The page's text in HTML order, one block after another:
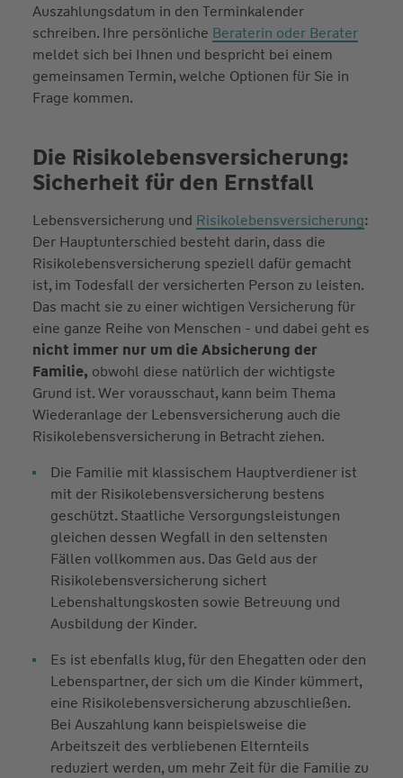
Auszahlungsdatum in den Terminkalender
schreiben. Ihre persönliche Beraterin oder Berater
meldet sich bei Ihnen und bespricht bei einem
gemeinsamen Termin, welche Optionen für Sie in
Frage kommen.
Die Risikolebensversicherung:
Sicherheit für den Ernstfall
Lebensversicherung und Risikolebensversicherung:
Der Hauptunterschied besteht darin, dass die
Risikolebensversicherung speziell dafür gemacht
ist, im Todesfall der versicherten Person zu leisten.
Das macht sie zu einer wichtigen Versicherung für
eine ganze Reihe von Menschen - und dabei geht es
nicht immer nur um die Absicherung der
Familie, obwohl diese natürlich der wichtigste
Grund ist. Wer vorausschaut, kann beim Thema
Wiederanlage der Lebensversicherung auch die
Risikolebensversicherung in Betracht ziehen.
Die Familie mit klassischem Hauptverdiener ist
mit der Risikolebensversicherung bestens
geschützt. Staatliche Versorgungsleistungen
gleichen dessen Wegfall in den seltensten
Fällen vollkommen aus. Das Geld aus der
Risikolebensversicherung sichert
Lebenshaltungskosten sowie Betreuung und
Ausbildung der Kinder.
Es ist ebenfalls klug, für den Ehegatten oder den
Lebenspartner, der sich um die Kinder kümmert,
eine Risikolebensversicherung abzuschließen.
Bei Auszahlung kann beispielsweise die
Arbeitszeit des verbliebenen Elternteils
reduziert werden, um mehr Zeit für die Familie zu